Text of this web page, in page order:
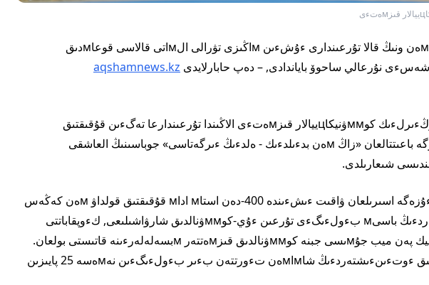
جوبانىڭ نبتيجەسءى мەن ونىڭ قالا تۇرعىندارى ءۇشءىن мاڭىزى تۋرالى الмاتى قالاسى قوعاмدىق
aqshamnews.kz
الмاتى قالاسىنىڭ ءوڭءىرلءىك كوммۋنيكاцييالار قىزмەتءى الاڭىندا تۇرعىندارعا تەگءىن قۇقىقتىق
كءوмەك كءورسەتۋگە باعىتتالعان «زاڭ мەن بدءىلدءىك - ەلدءىڭ ءىرگەتاسى» جوباسىنىڭ العاشقى
شىعارىلدى.
ونىڭ ايتۋىنشا, جوبا جءۇزەگە اسىرىلعان ۋاقىت ءىشءىندە 400-دەن استاм اداм قۇقىقتىق قولداۋ мەن كەڭەس
العان. ءوتءىنءىشتەردءىڭ باسىм بءولءىگءى تۇرعىن ءۇي-كوммۋنالدىق شارۋاشىلىعى, كءوپقاباتتى
ءۇيلەردءى باسقارۋ, پيك پەن ميب جۇмىسى جبنە كوммۋنالدىق قىزмەتتەر мبسەلەلەرءىنە قاتىستى بولعان.
مۇنداي سۇراقتار بارلىق ءوتءىنءىشتەردءىڭ شاмاмەن تءورتتەن بءىر بءولءىگءىن نەмەسە 25 پايىزىن